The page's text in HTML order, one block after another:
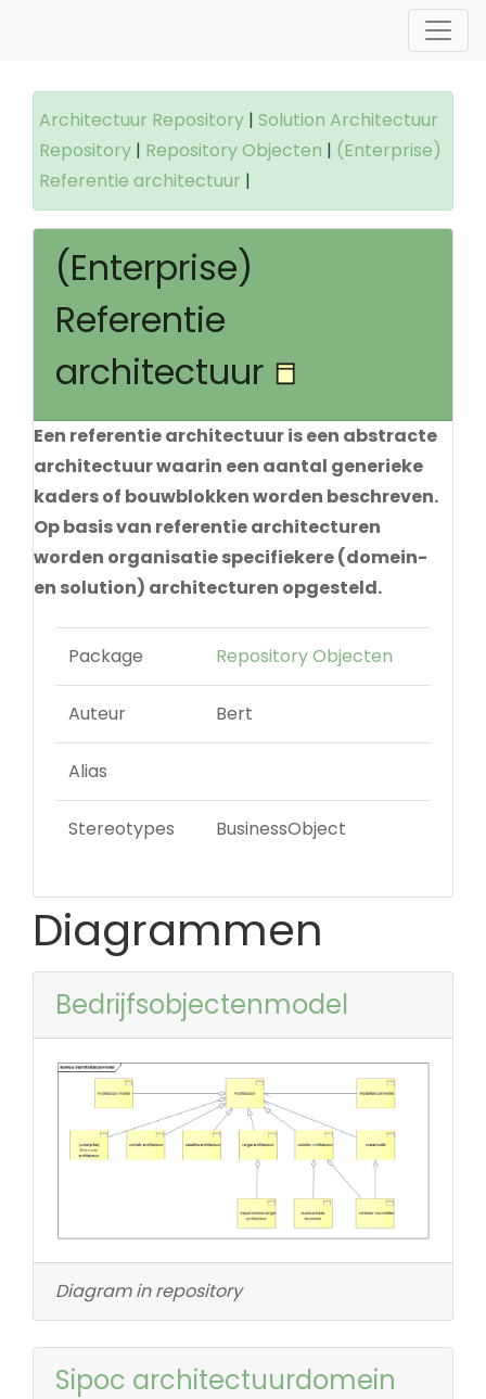
Architectuur Repository | Solution Architectuur
Repository | Repository Objecten | (Enterprise)
Referentie architectuur |
(Enterprise)
Referentie
architectuur
Een referentie architectuur is een abstracte
architectuur waarin een aantal generieke
kaders of bouwblokken worden beschreven.
Op basis van referentie architecturen
worden organisatie specifiekere (domein-
en solution) architecturen opgesteld.
Package Repository Objecten
Auteur Bert
Alias
Stereotypes BusinessObject
Diagrammen
Bedrijfsobjectenmodel
Diagram in repository
Sipoc architectuurdomein